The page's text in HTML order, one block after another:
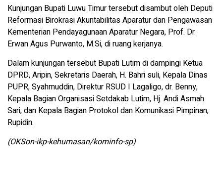
Kunjungan Bupati Luwu Timur tersebut disambut oleh Deputi
Reformasi Birokrasi Akuntabilitas Aparatur dan Pengawasan
Kementerian Pendayagunaan Aparatur Negara, Prof. Dr.
Erwan Agus Purwanto, M.Si, di ruang kerjanya.
Dalam kunjungan tersebut Bupati Lutim di dampingi Ketua
DPRD, Aripin, Sekretaris Daerah, H. Bahri suli, Kepala Dinas
PUPR, Syahmuddin, Direktur RSUD I Lagaligo, dr. Benny,
Kepala Bagian Organisasi Setdakab Lutim, Hj. Andi Asmah
Sari, dan Kepala Bagian Protokol dan Komunikasi Pimpinan,
Rupidin.
(OKSon-ikp-kehumasan/kominfo-sp)